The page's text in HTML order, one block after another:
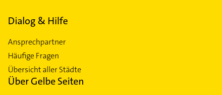
Dialog & Hilfe
Ansprechpartner
Häufige Fragen
Übersicht aller Städte
Über Gelbe Seiten